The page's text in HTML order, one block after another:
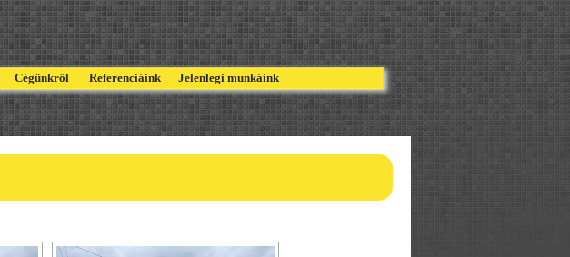
Cégünkről Referenciáink Jelenlegi munkáink